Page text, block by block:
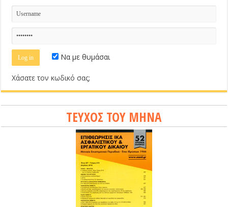
Να με θυμάσαι
Χάσατε τον κωδικό σας;
ΤΕΥΧΟΣ ΤΟΥ ΜΗΝΑ